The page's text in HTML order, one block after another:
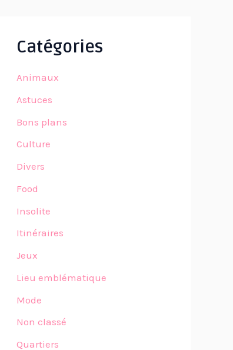
Catégories
Animaux
Astuces
Bons plans
Culture
Divers
Food
Insolite
Itinéraires
Jeux
Lieu emblématique
Mode
Non classé
Quartiers